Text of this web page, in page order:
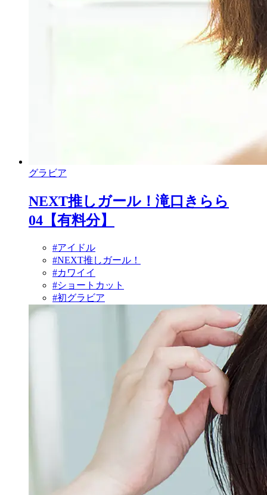
グラビア
NEXT推しガール！滝口きらら
04【有料分】
#アイドル
#NEXT推しガール！
#カワイイ
#ショートカット
#初グラビア